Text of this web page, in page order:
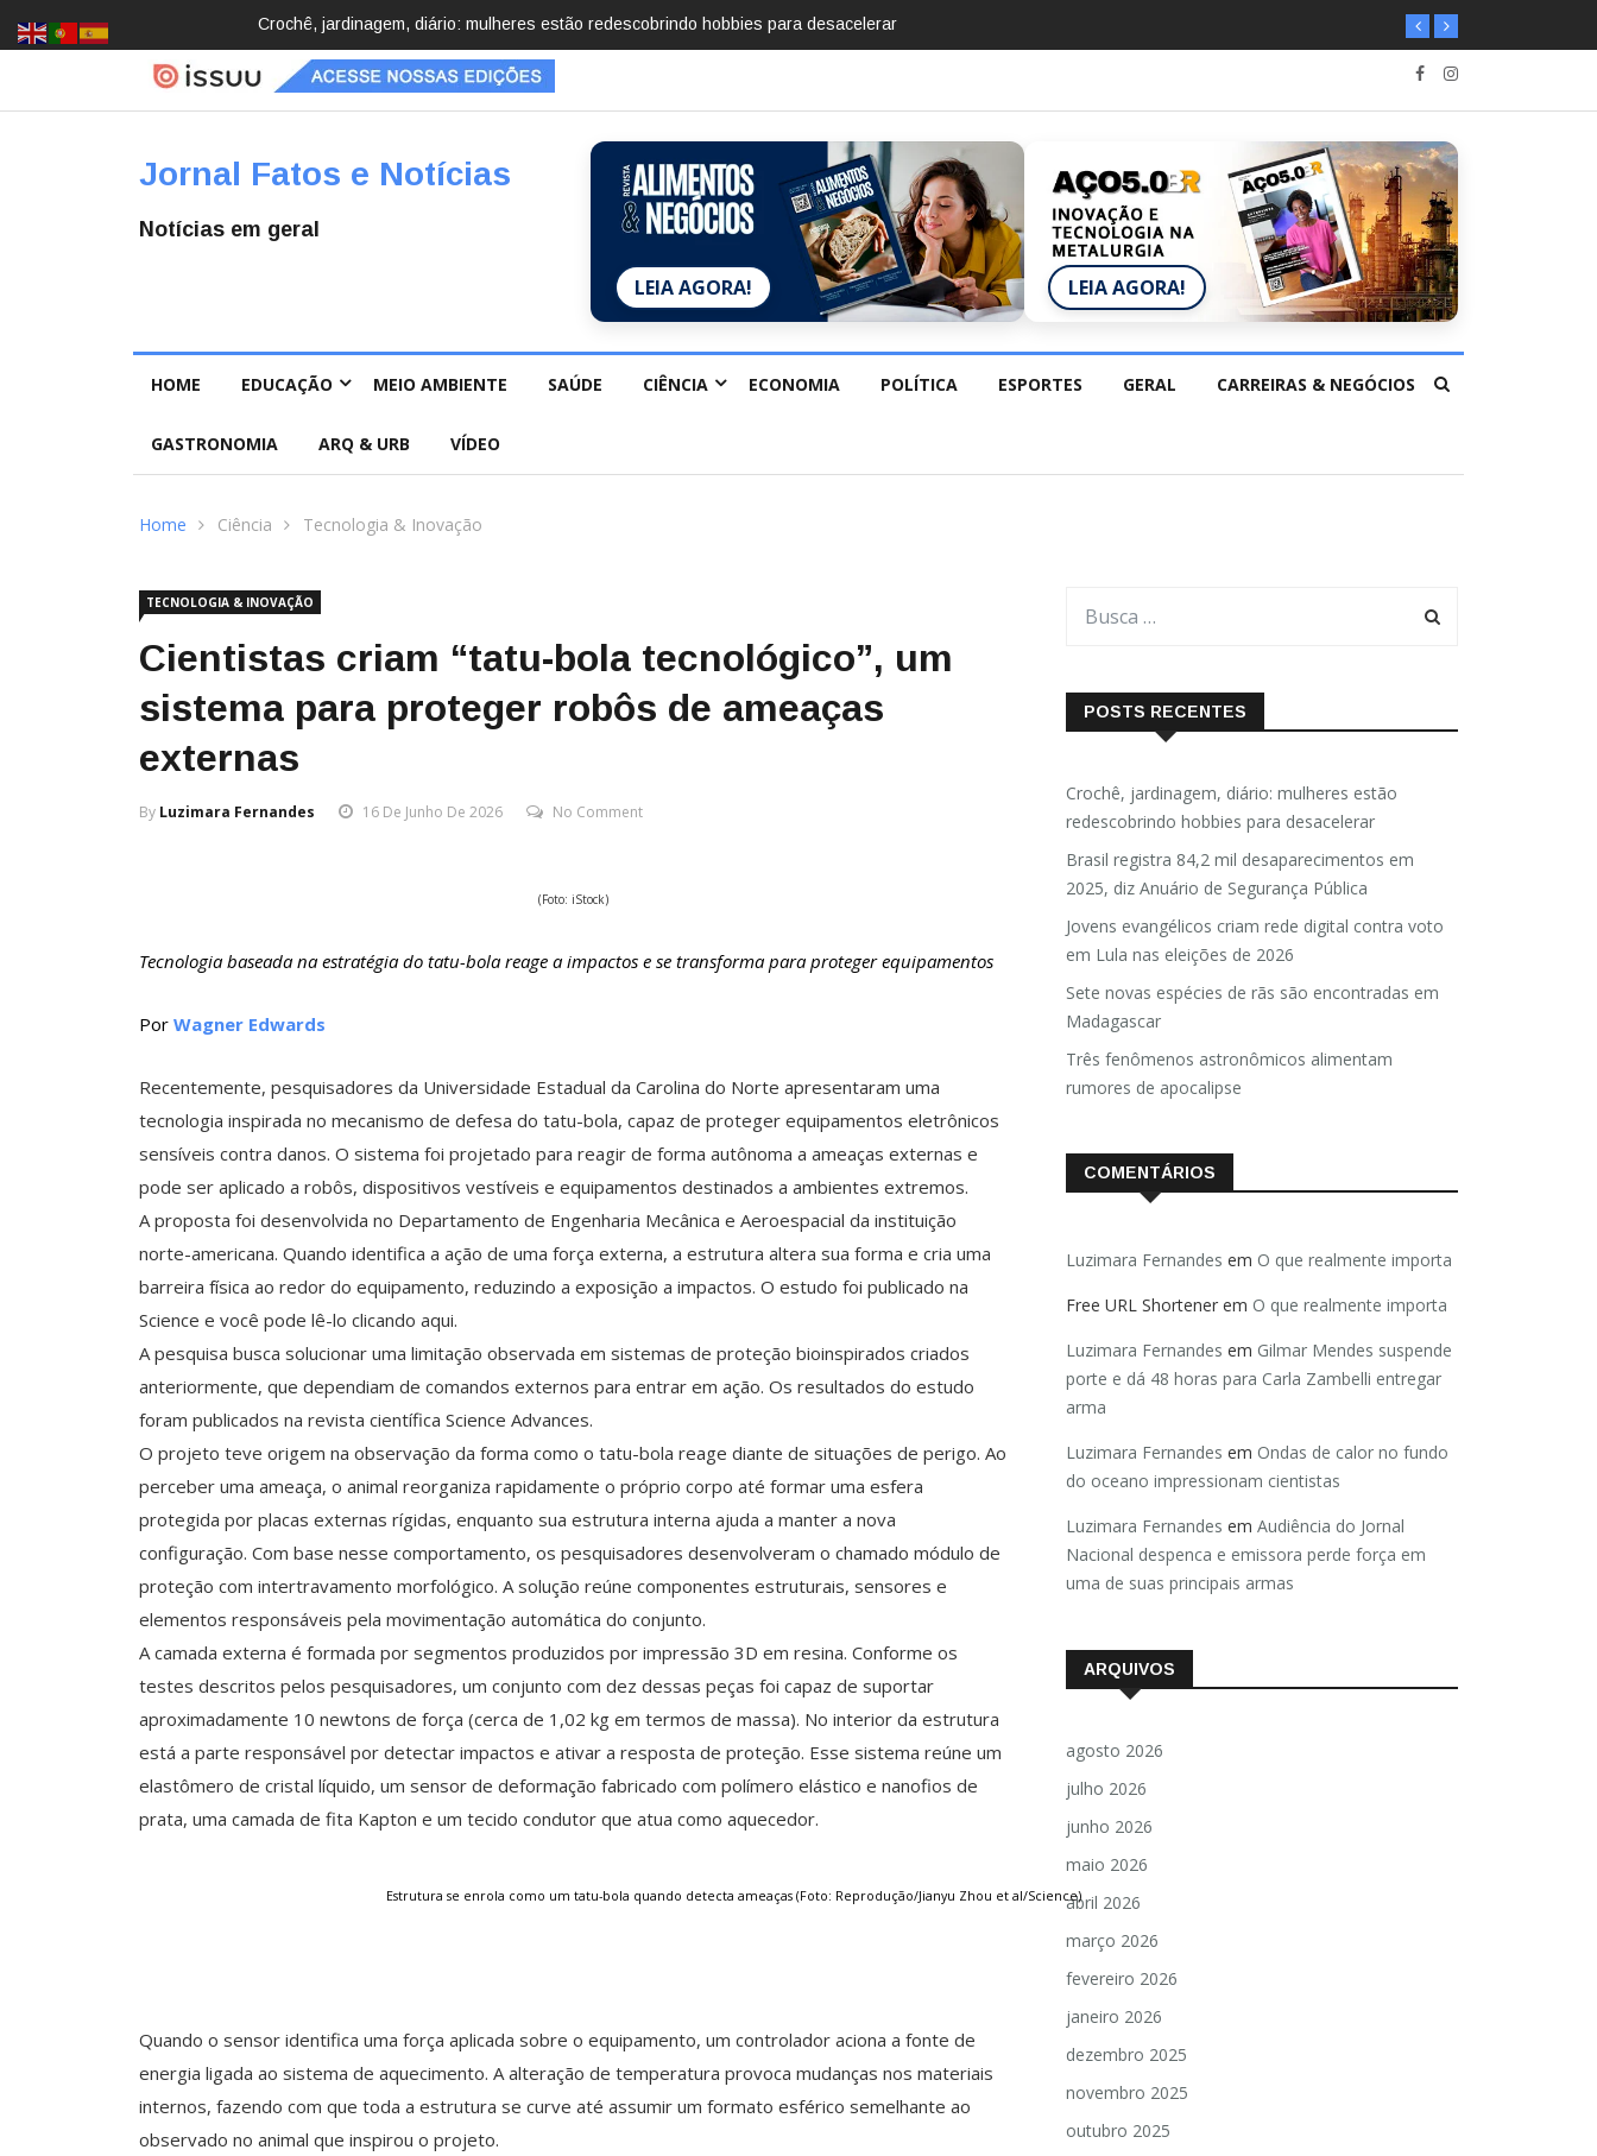
Brasil registra 84,2 mil desaparecimentos em 2025, diz Anuário de Segurança Pública
Jornal Fatos e Notícias
Notícias em geral
LEIA AGORA! LEIA AGORA!
HOME EDUCAÇÃO MEIO AMBIENTE SAÚDE CIÊNCIA ECONOMIA POLÍTICA ESPORTES GERAL CARREIRAS & NEGÓCIOS
GASTRONOMIA ARQ & URB VÍDEO
Home Ciência Tecnologia & Inovação
TECNOLOGIA & INOVAÇÃO
Cientistas criam “tatu-bola tecnológico”, um
sistema para proteger robôs de ameaças
externas
By Luzimara Fernandes 16 De Junho De 2026 No Comment
(Foto: iStock)
Tecnologia baseada na estratégia do tatu-bola reage a impactos e se transforma para proteger equipamentos
Por Wagner Edwards
Recentemente, pesquisadores da Universidade Estadual da Carolina do Norte apresentaram uma
tecnologia inspirada no mecanismo de defesa do tatu-bola, capaz de proteger equipamentos eletrônicos
sensíveis contra danos. O sistema foi projetado para reagir de forma autônoma a ameaças externas e
pode ser aplicado a robôs, dispositivos vestíveis e equipamentos destinados a ambientes extremos.
A proposta foi desenvolvida no Departamento de Engenharia Mecânica e Aeroespacial da instituição
norte-americana. Quando identifica a ação de uma força externa, a estrutura altera sua forma e cria uma
barreira física ao redor do equipamento, reduzindo a exposição a impactos. O estudo foi publicado na
Science e você pode lê-lo clicando aqui.
A pesquisa busca solucionar uma limitação observada em sistemas de proteção bioinspirados criados
anteriormente, que dependiam de comandos externos para entrar em ação. Os resultados do estudo
foram publicados na revista científica Science Advances.
O projeto teve origem na observação da forma como o tatu-bola reage diante de situações de perigo. Ao
perceber uma ameaça, o animal reorganiza rapidamente o próprio corpo até formar uma esfera
protegida por placas externas rígidas, enquanto sua estrutura interna ajuda a manter a nova
configuração. Com base nesse comportamento, os pesquisadores desenvolveram o chamado módulo de
proteção com intertravamento morfológico. A solução reúne componentes estruturais, sensores e
elementos responsáveis pela movimentação automática do conjunto.
A camada externa é formada por segmentos produzidos por impressão 3D em resina. Conforme os
testes descritos pelos pesquisadores, um conjunto com dez dessas peças foi capaz de suportar
aproximadamente 10 newtons de força (cerca de 1,02 kg em termos de massa). No interior da estrutura
está a parte responsável por detectar impactos e ativar a resposta de proteção. Esse sistema reúne um
elastômero de cristal líquido, um sensor de deformação fabricado com polímero elástico e nanofios de
prata, uma camada de fita Kapton e um tecido condutor que atua como aquecedor.
Estrutura se enrola como um tatu-bola quando detecta ameaças (Foto: Reprodução/Jianyu Zhou et al/Science)
Quando o sensor identifica uma força aplicada sobre o equipamento, um controlador aciona a fonte de
energia ligada ao sistema de aquecimento. A alteração de temperatura provoca mudanças nos materiais
internos, fazendo com que toda a estrutura se curve até assumir um formato esférico semelhante ao
observado no animal que inspirou o projeto.
POSTS RECENTES
Crochê, jardinagem, diário: mulheres estão
redescobrindo hobbies para desacelerar
Brasil registra 84,2 mil desaparecimentos em
2025, diz Anuário de Segurança Pública
Jovens evangélicos criam rede digital contra voto
em Lula nas eleições de 2026
Sete novas espécies de rãs são encontradas em
Madagascar
Três fenômenos astronômicos alimentam
rumores de apocalipse
COMENTÁRIOS
Luzimara Fernandes em O que realmente importa
Free URL Shortener em O que realmente importa
Luzimara Fernandes em Gilmar Mendes suspende
porte e dá 48 horas para Carla Zambelli entregar
arma
Luzimara Fernandes em Ondas de calor no fundo
do oceano impressionam cientistas
Luzimara Fernandes em Audiência do Jornal
Nacional despenca e emissora perde força em
uma de suas principais armas
ARQUIVOS
agosto 2026
julho 2026
junho 2026
maio 2026
abril 2026
março 2026
fevereiro 2026
janeiro 2026
dezembro 2025
novembro 2025
outubro 2025